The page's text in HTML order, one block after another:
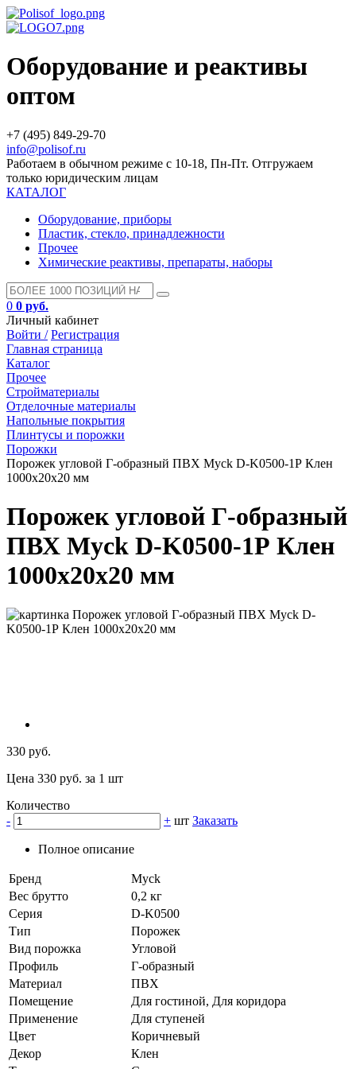
Оборудование и реактивы
оптом
+7 (495) 849-29-70
info@polisof.ru
Работаем в обычном режиме с 10-18, Пн-Пт. Отгружаем
только юридическим лицам
КАТАЛОГ
Оборудование, приборы
Пластик, стекло, принадлежности
Прочее
Химические реактивы, препараты, наборы
0 0 руб.
Личный кабинет
Войти / Регистрация
Главная страница
Каталог
Прочее
Стройматериалы
Отделочные материалы
Напольные покрытия
Плинтусы и порожки
Порожки
Порожек угловой Г-образный ПВХ Myck D-K0500-1Р Клен
1000х20х20 мм
Порожек угловой Г-образный
ПВХ Myck D-K0500-1Р Клен
1000х20х20 мм
330 руб.
Цена 330 руб. за 1 шт
Количество
-
+ шт Заказать
Полное описание
Бренд
Myck
Вес брутто
0,2 кг
Серия
D-K0500
Тип
Порожек
Вид порожка
Угловой
Профиль
Г-образный
Материал
ПВХ
Помещение
Для гостиной, Для коридора
Применение
Для ступеней
Цвет
Коричневый
Декор
Клен